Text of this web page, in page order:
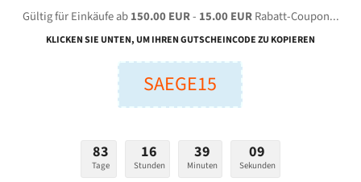
GZ 4232 A für 4115 mm Bi-Metall
Breite (mm):
Gültig für Einkäufe ab150.00 EUR- 15.00 EURRabatt-Coupon...
KLICKEN SIE UNTEN, UM IHREN GUTSCHEINCODE ZU KOPIEREN
SAEGE15
83
Tage
16
Stunden
39
Minuten
08
Sekunden